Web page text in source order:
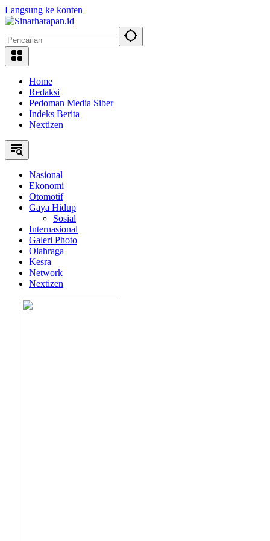
Langsung ke konten
Home
Redaksi
Pedoman Media Siber
Indeks Berita
Nextizen
Nasional
Ekonomi
Otomotif
Gaya Hidup
Sosial
Internasional
Galeri Photo
Olahraga
Kesra
Network
Nextizen